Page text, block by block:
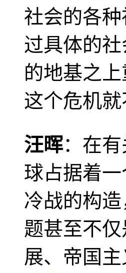
社会的各
过具体的
的地基之
这个危机
汪晖：在
球占据着
冷战的构
题甚至不
展、帝国